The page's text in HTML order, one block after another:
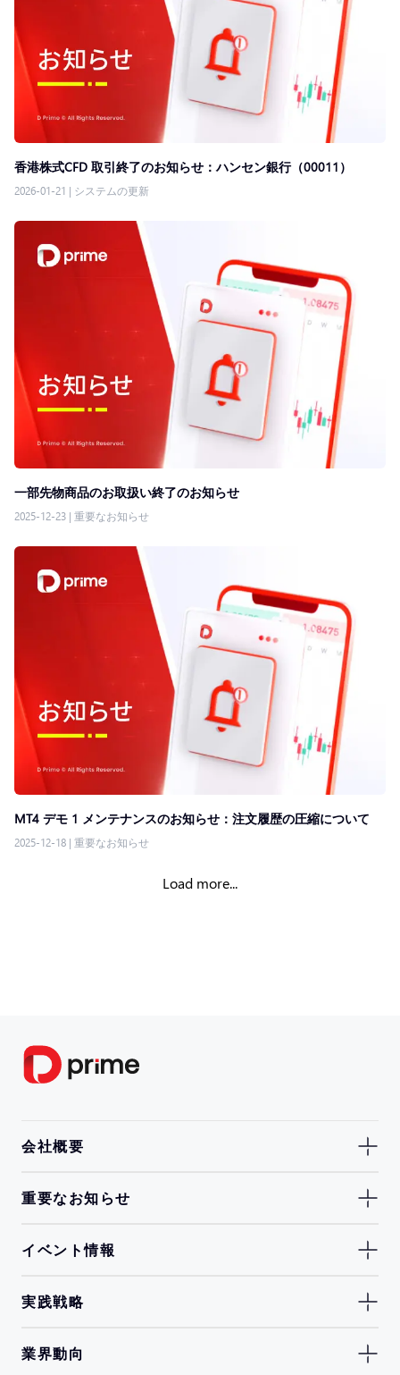
香港株式CFD 取引終了のお知らせ：ハンセン銀行（00011）
2026-01-21 | システムの更新
一部先物商品のお取扱い終了のお知らせ
2025-12-23 | 重要なお知らせ
MT4 デモ 1 メンテナンスのお知らせ：注文履歴の圧縮について
2025-12-18 | 重要なお知らせ
Load more...
会社概要
重要なお知らせ
イベント情報
実践戦略
業界動向